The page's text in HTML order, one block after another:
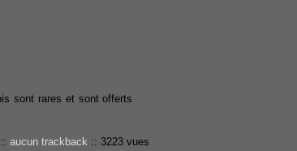
sont rares et sont offerts
:: aucun trackback :: 3223 vues